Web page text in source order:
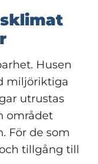
Husen
miljöriktiga
utrustas
området
För de som
tillgång till